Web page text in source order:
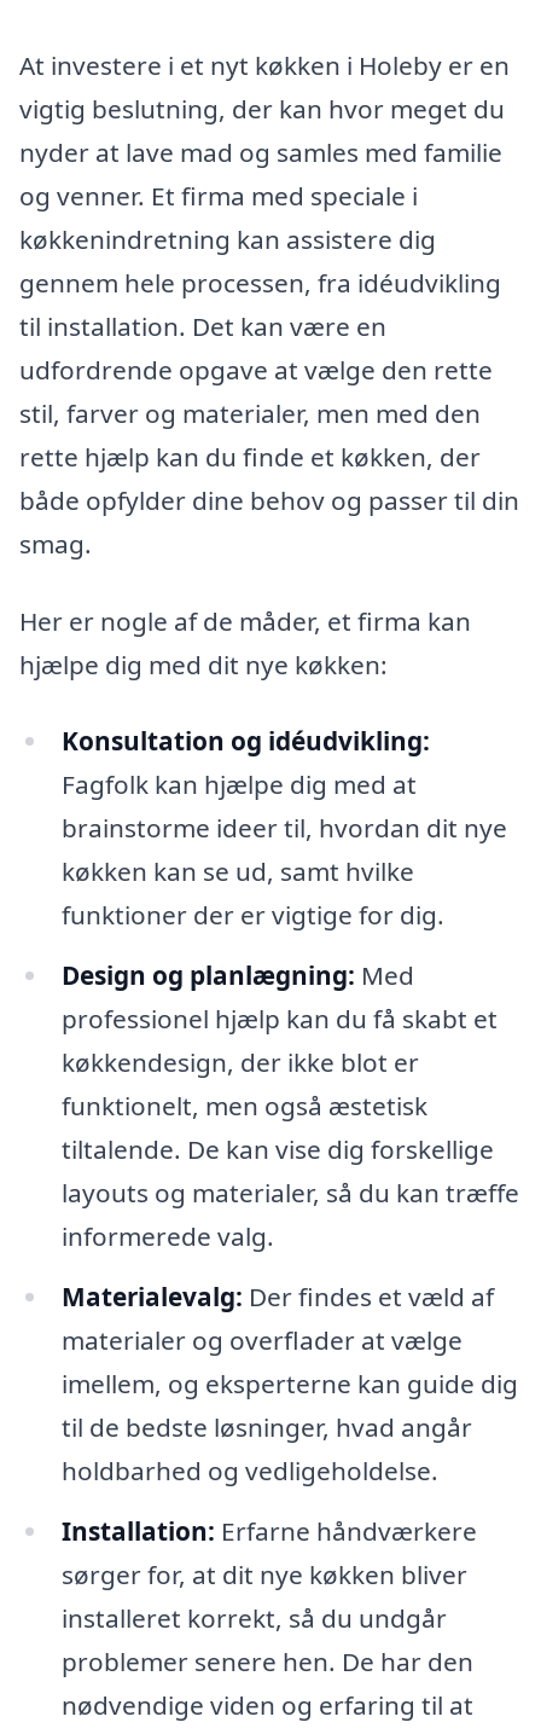
At investere i et nyt køkken i Holeby er en
vigtig beslutning, der kan hvor meget du
nyder at lave mad og samles med familie
og venner. Et firma med speciale i
køkkenindretning kan assistere dig
gennem hele processen, fra idéudvikling
til installation. Det kan være en
udfordrende opgave at vælge den rette
stil, farver og materialer, men med den
rette hjælp kan du finde et køkken, der
både opfylder dine behov og passer til din
smag.
Her er nogle af de måder, et firma kan
hjælpe dig med dit nye køkken:
Konsultation og idéudvikling:
Fagfolk kan hjælpe dig med at
brainstorme ideer til, hvordan dit nye
køkken kan se ud, samt hvilke
funktioner der er vigtige for dig.
Design og planlægning: Med
professionel hjælp kan du få skabt et
køkkendesign, der ikke blot er
funktionelt, men også æstetisk
tiltalende. De kan vise dig forskellige
layouts og materialer, så du kan træffe
informerede valg.
Materialevalg: Der findes et væld af
materialer og overflader at vælge
imellem, og eksperterne kan guide dig
til de bedste løsninger, hvad angår
holdbarhed og vedligeholdelse.
Installation: Erfarne håndværkere
sørger for, at dit nye køkken bliver
installeret korrekt, så du undgår
problemer senere hen. De har den
nødvendige viden og erfaring til at